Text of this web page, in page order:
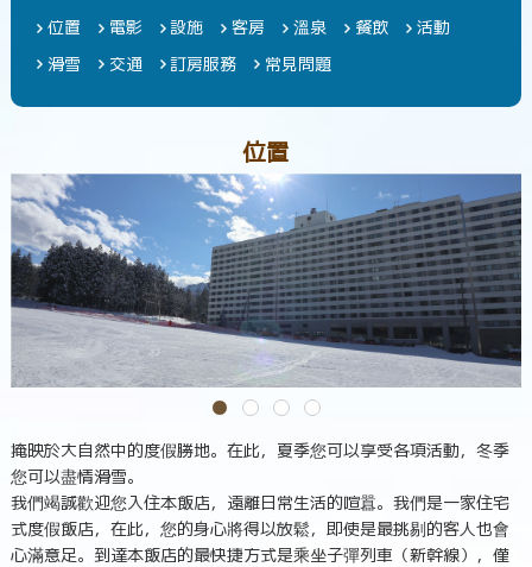
位置 電影 設施 客房 溫泉 餐飲
活動
滑雪
交通 訂房服務 常見問題
位置
掩映於大自然中的度假勝地。在此，夏季您可以享受各項活動，冬季
您可以盡情滑雪。
我們竭誠歡迎您入住本飯店，遠離日常生活的喧囂。我們是一家住宅
式度假飯店，在此，您的身心將得以放鬆，即使是最挑剔的客人也會
心滿意足。到達本飯店的最快捷方式是乘坐子彈列車（新幹線），僅